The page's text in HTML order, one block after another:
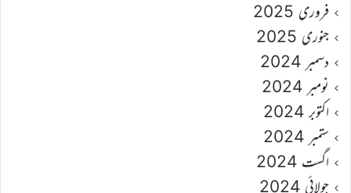
فروری 2025
جنوری 2025
دسمبر 2024
نومبر 2024
اکتوبر 2024
ستمبر 2024
اگست 2024
جولائی 2024